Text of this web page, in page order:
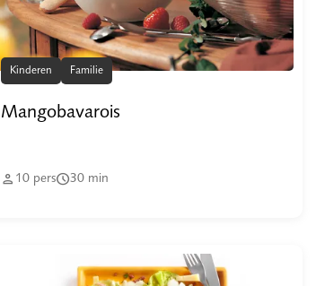
Mangobavarois
 10 pers30 min
Kinderen Familie